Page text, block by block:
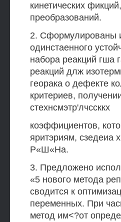
кинетических
преобразований.
2. Сформулированы
одинстаенного
набора реакций гша
реакций длж
георака о дефекте
критериев,
стехнсмэтр'лчссккх
коэффициентов,
яритэриям, сзедеиа
Р«Ш«На.
3. Предложено
«5 нового метода
сводится к
переменных. При
метод им<?от